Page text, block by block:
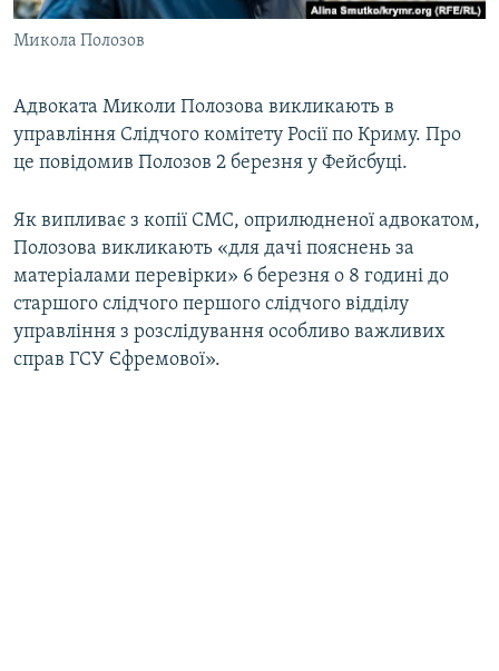
УКРАЇНСЬКА ПРОБЛЕМА КРИМУ
ІНФОГРАФІКА
ДОЛУЧАЙСЯ!
Усі сайти RFE/RL
Микола Полозов
Адвоката Миколи Полозова викликають в
управління Слідчого комітету Росії по Криму. Про
це повідомив Полозов 2 березня у Фейсбуці.
Як випливає з копії СМС, оприлюдненої адвокатом,
Полозова викликають «для дачі пояснень за
матеріалами перевірки» 6 березня о 8 годині до
старшого слідчого першого слідчого відділу
управління з розслідування особливо важливих
справ ГСУ Єфремової».